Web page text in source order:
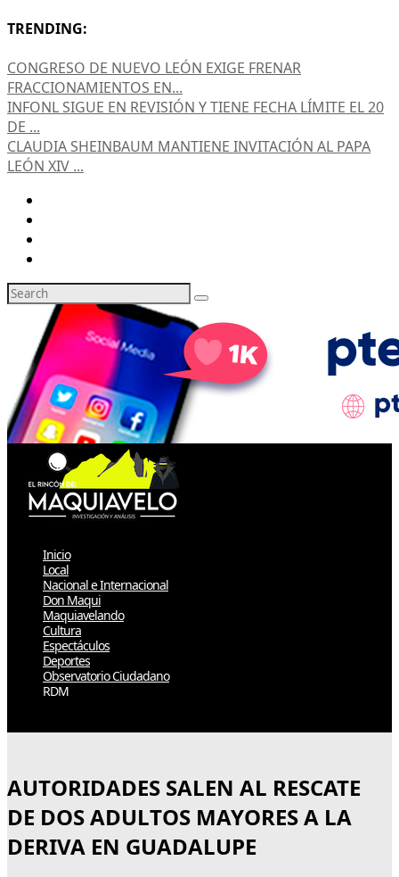
TRENDING:
CONGRESO DE NUEVO LEÓN EXIGE FRENAR
FRACCIONAMIENTOS EN...
INFONL SIGUE EN REVISIÓN Y TIENE FECHA LÍMITE EL 20
DE ...
CLAUDIA SHEINBAUM MANTIENE INVITACIÓN AL PAPA
LEÓN XIV ...
Inicio
Local
Nacional e Internacional
Don Maqui
Maquiavelando
Cultura
Espectáculos
Deportes
Observatorio Ciudadano
RDM
AUTORIDADES SALEN AL RESCATE
DE DOS ADULTOS MAYORES A LA
DERIVA EN GUADALUPE